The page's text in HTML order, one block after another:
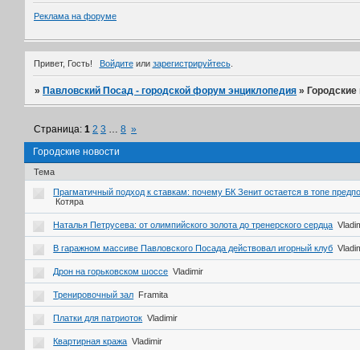
Реклама на форуме
Привет, Гость! Войдитеили зарегистрируйтесь.
» Павловский Посад - городской форум энциклопедия » Городские
Городские новости
Страница:1 2 3 … 8 »
Тема
Прагматичный подход к ставкам: почему БК Зенит остается в топе
Котяра
Наталья Петрусева: от олимпийского золота до тренерского сердца
В гаражном массиве Павловского Посада действовал игорный клуб
Дрон на горьковском шоссе Vladimir
Тренировочный зал Framita
Платки для патриоток Vladimir
Квартирная кража Vladimir